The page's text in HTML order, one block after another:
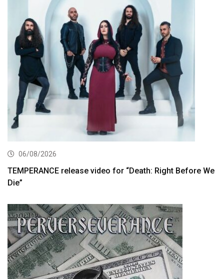
06/08/2026
TEMPERANCE release video for “Death: Right Before We
Die”